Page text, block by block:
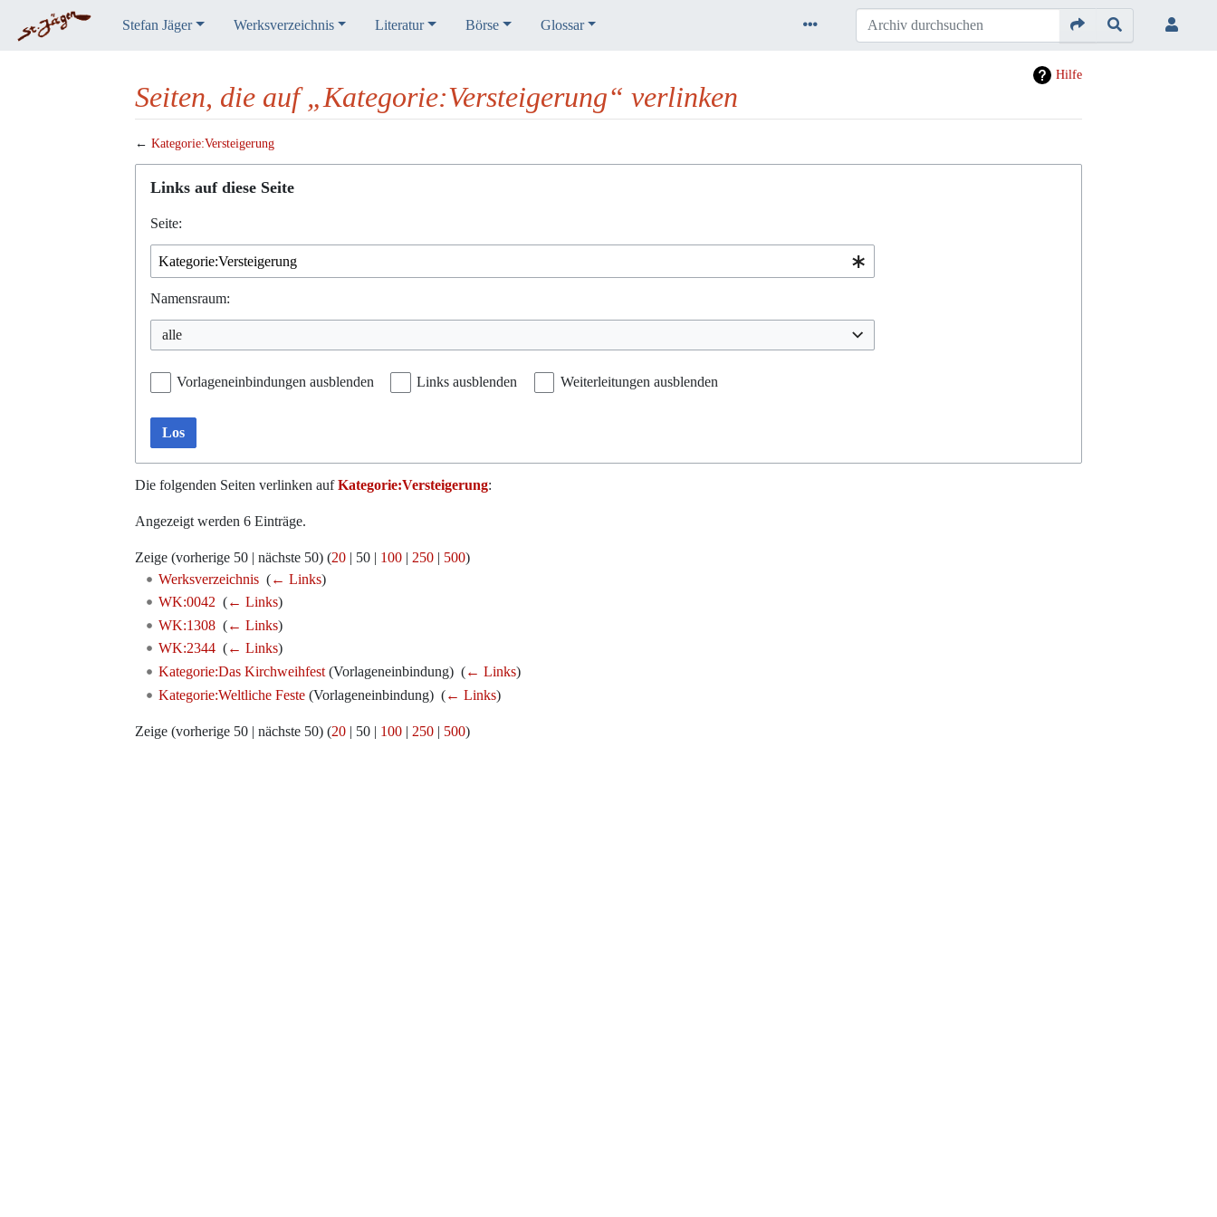
Stefan Jäger Werksverzeichnis Literatur Börse Glossar
Hilfe
Seiten, die auf „Kategorie:Versteigerung“ verlinken
← Kategorie:Versteigerung
Wechseln zu:Navigation,Suche
Links auf diese Seite
Seite:
Namensraum:
alle
Vorlageneinbindungen ausblenden Links ausblenden Weiterleitungen ausblenden
Los
Die folgenden Seiten verlinken aufKategorie:Versteigerung:
Angezeigt werden 6 Einträge.
Zeige (vorherige 50 | nächste 50) (20 | 50 | 100 | 250 | 500)
Werksverzeichnis‎ (← Links)
WK:0042 (← Links)
WK:1308‎ (← Links)
WK:2344‎ (← Links)
Kategorie:Das Kirchweihfest(Vorlageneinbindung) ‎ (← Links)
Kategorie:Weltliche Feste(Vorlageneinbindung) ‎ (← Links)
Zeige (vorherige 50 | nächste 50) (20 | 50 | 100 | 250 | 500)